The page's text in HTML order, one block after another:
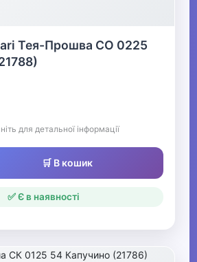
Тея-Прошва СО 0225
для детальної інформації
🛒 В кошик
✅ Є в наявності